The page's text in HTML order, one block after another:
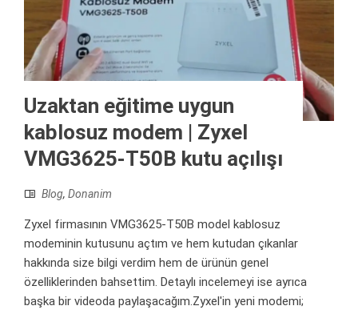
Uzaktan eğitime uygun
kablosuz modem | Zyxel
VMG3625-T50B kutu açılışı
Blog, Donanim
Zyxel firmasının VMG3625-T50B model kablosuz
modeminin kutusunu açtım ve hem kutudan çıkanlar
hakkında size bilgi verdim hem de ürünün genel
özelliklerinden bahsettim. Detaylı incelemeyi ise ayrıca
başka bir videoda paylaşacağım.Zyxel'in yeni modemi;